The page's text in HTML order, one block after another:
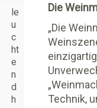
le
u
c
ht
e
n
d
h
Die
„Die
Technik,